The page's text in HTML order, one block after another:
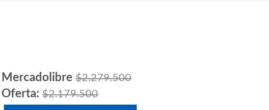
Mercadolibre$2.279.500
Oferta:$2.179.500